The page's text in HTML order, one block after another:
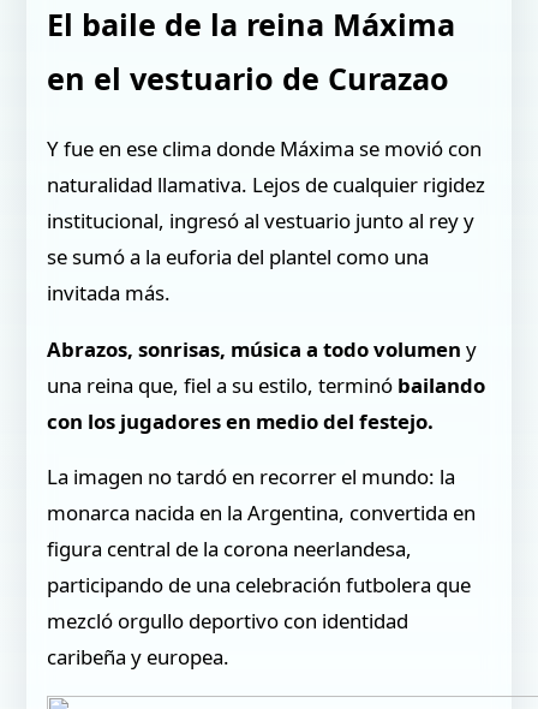
El baile de la reina Máxima
en el vestuario de Curazao
Y fue en ese clima donde Máxima se movió con
naturalidad llamativa. Lejos de cualquier rigidez
institucional, ingresó al vestuario junto al rey y
se sumó a la euforia del plantel como una
invitada más.
Abrazos, sonrisas, música a todo volumen y
una reina que, fiel a su estilo, terminó bailando
con los jugadores en medio del festejo.
La imagen no tardó en recorrer el mundo: la
monarca nacida en la Argentina, convertida en
figura central de la corona neerlandesa,
participando de una celebración futbolera que
mezcló orgullo deportivo con identidad
caribeña y europea.